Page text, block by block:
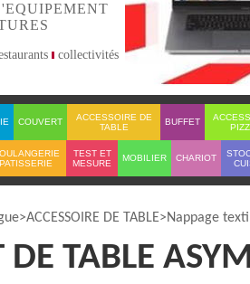
collectivités
COUVERT
ACCESSOIRE DE
TABLE
BUFFET
PATISSERIE
TEST ET
MESURE
MOBILIER CHARIOT
ACCESSOIRE DE TABLE Nappage
DE TABLE